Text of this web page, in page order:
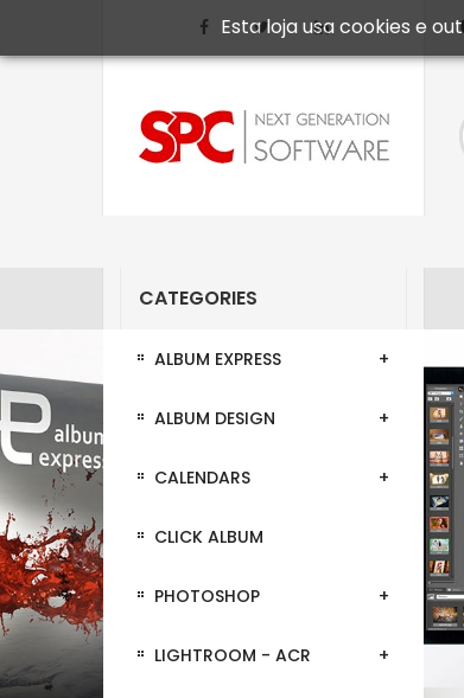
CATEGORIES
ALBUM EXPRESS
ALBUM DESIGN
CALENDARS
CLICK ALBUM
PHOTOSHOP
LIGHTROOM - ACR
Esta loja usa cookies e